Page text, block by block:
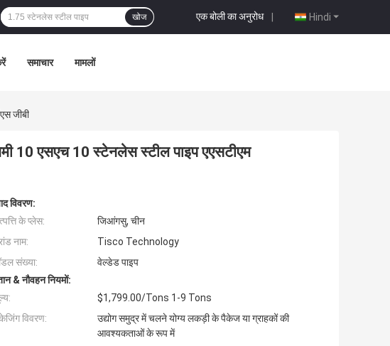
Hindi
एक बोली का अनुरोध |
खोज
समाचार मामलों
जीबी
10 एसएच 10 स्टेनलेस स्टील पाइप एएसटीएम
विवरण:
के प्लेस:
जिआंगसु, चीन
नाम:
Tisco Technology
संख्या:
वेल्डेड पाइप
& नौवहन नियमों:
$1,799.00/Tons 1-9 Tons
विवरण:
उद्योग समुद्र में चलने योग्य लकड़ी के पैकेज या ग्राहकों की
आवश्यकताओं के रूप में